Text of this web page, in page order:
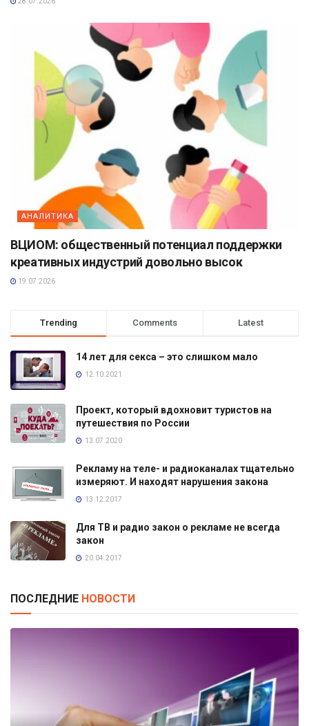
АНАЛИТИКА
ВЦИОМ: общественный потенциал поддержки
креативных индустрий довольно высок
19.07.2026
Trending Comments Latest
14 лет для секса – это слишком мало
12.10.2021
Проект, который вдохновит туристов на
путешествия по России
13.07.2020
Рекламу на теле- и радиоканалах тщательно
измеряют. И находят нарушения закона
13.12.2017
Для ТВ и радио закон о рекламе не всегда
закон
20.04.2017
ПОСЛЕДНИЕ НОВОСТИ